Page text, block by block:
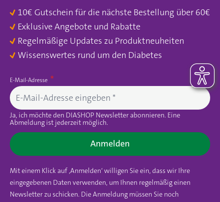
10€ Gutschein für die nächste Bestellung über 60€
Exklusive Angebote und Rabatte
Regelmäßige Updates zu Produktneuheiten
Wissenswertes rund um den Diabetes
E-Mail-Adresse
Ja, ich möchte den DIASHOP Newsletter abonnieren. Eine
Abmeldung ist jederzeit möglich.
Anmelden
Mit einem Klick auf ‚Anmelden‘ willigen Sie ein, dass wir Ihre
eingegebenen Daten verwenden, um Ihnen regelmäßig einen
Newsletter zu schicken. Die Anmeldung müssen Sie noch